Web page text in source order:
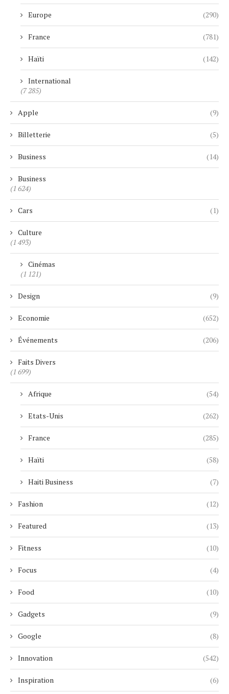
Europe (290)
France (781)
Haïti (142)
International
(7 285)
Apple (9)
Billetterie (5)
Business (14)
Business
(1 624)
Cars (1)
Culture
(1 493)
Cinémas
(1 121)
Design (9)
Economie (652)
Événements (206)
Faits Divers
(1 699)
Afrique (54)
Etats-Unis (262)
France (285)
Haïti (58)
Haiti Business (7)
Fashion (12)
Featured (13)
Fitness (10)
Focus (4)
Food (10)
Gadgets (9)
Google (8)
Innovation (542)
Inspiration (6)